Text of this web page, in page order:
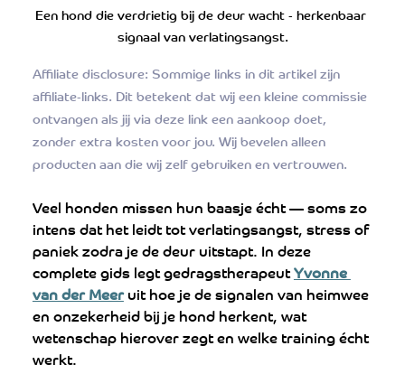
Een hond die verdrietig bij de deur wacht - herkenbaar
signaal van verlatingsangst.
Affiliate disclosure: Sommige links in dit artikel zijn
affiliate-links. Dit betekent dat wij een kleine commissie
ontvangen als jij via deze link een aankoop doet,
zonder extra kosten voor jou. Wij bevelen alleen
producten aan die wij zelf gebruiken en vertrouwen.
Veel honden missen hun baasje écht — soms zo
intens dat het leidt tot verlatingsangst, stress of
paniek zodra je de deur uitstapt. In deze
complete gids legt gedragstherapeut Yvonne
van der Meer uit hoe je de signalen van heimwee
en onzekerheid bij je hond herkent, wat
wetenschap hierover zegt en welke training écht
werkt.